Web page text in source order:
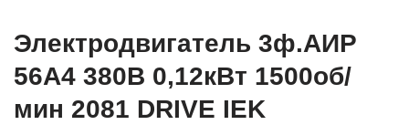
Электродвигатель 3ф.АИР
56A4 380В 0,12кВт 1500об/
мин 2081 DRIVE IEK